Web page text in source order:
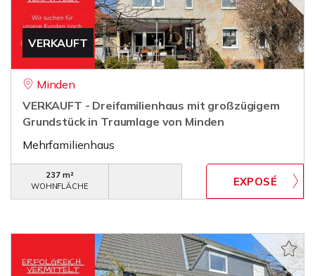
VERKAUFT
Minden
VERKAUFT - Dreifamilienhaus mit großzügigem
Grundstück in Traumlage von Minden
Mehrfamilienhaus
237 m²
WOHNFLÄCHE